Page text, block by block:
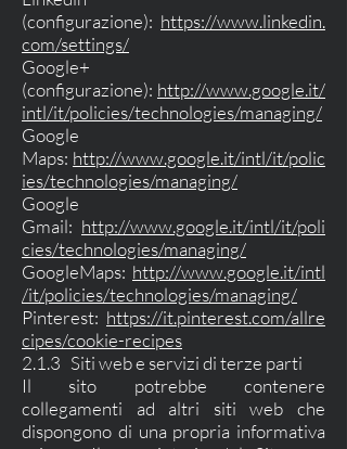
(configurazione): https://www.linkedin.
com/settings/
Google+
(configurazione): http://www.google.it/
intl/it/policies/technologies/managing/
Google
Maps: http://www.google.it/intl/it/polic
ies/technologies/managing/
Google
Gmail: http://www.google.it/intl/it/poli
cies/technologies/managing/
GoogleMaps: http://www.google.it/intl
/it/policies/technologies/managing/
Pinterest: https://it.pinterest.com/allre
cipes/cookie-recipes
2.1.3 Siti web e servizi di terze parti
Il sito potrebbe contenere
collegamenti ad altri siti web che
dispongono di una propria informativa